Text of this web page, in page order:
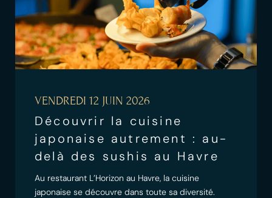
VENDREDI 12 JUIN 2026
Découvrir la cuisine
japonaise autrement : au-
delà des sushis au Havre
Au restaurant L’Horizon au Havre, la cuisine
japonaise se découvre dans toute sa diversité.